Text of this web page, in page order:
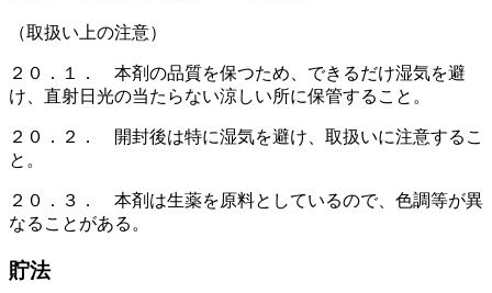
（取扱い上の注意）
２０．１． 本剤の品質を保つため、できるだけ湿気を避
け、直射日光の当たらない涼しい所に保管すること。
２０．２． 開封後は特に湿気を避け、取扱いに注意するこ
と。
２０．３． 本剤は生薬を原料としているので、色調等が異
なることがある。
貯法